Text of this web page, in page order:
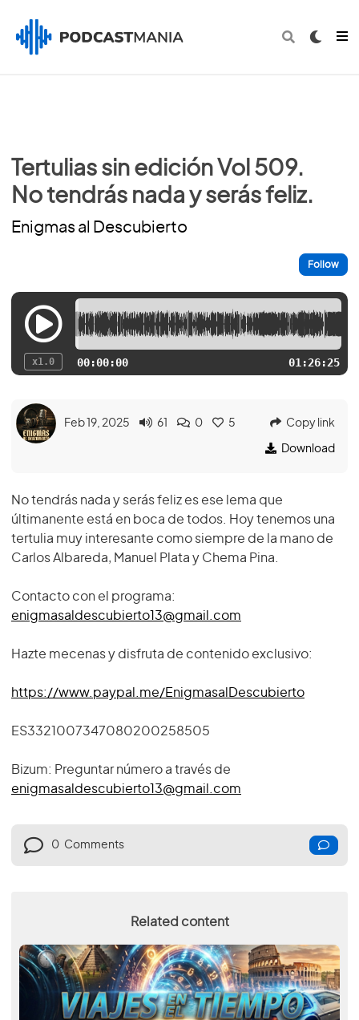
Tertulias sin edición Vol 509.
No tendrás nada y serás feliz.
Enigmas al Descubierto
Follow
00:00:00 01:26:25
x1.0
Feb 19, 2025 61 0 5 Copy link
Download
No tendrás nada y serás feliz es ese lema que
últimanente está en boca de todos. Hoy tenemos una
tertulia muy interesante como siempre de la mano de
Carlos Albareda, Manuel Plata y Chema Pina.
Contacto con el programa:
enigmasaldescubierto13@gmail.com
Hazte mecenas y disfruta de contenido exclusivo:
https://www.paypal.me/EnigmasalDescubierto
ES3321007347080200258505
Bizum: Preguntar número a través de
enigmasaldescubierto13@gmail.com
0 Comments
Related content